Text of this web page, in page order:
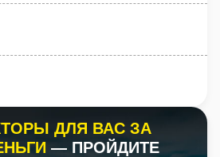
ДЛЯ ВАС ЗА
— ПРОЙДИТЕ